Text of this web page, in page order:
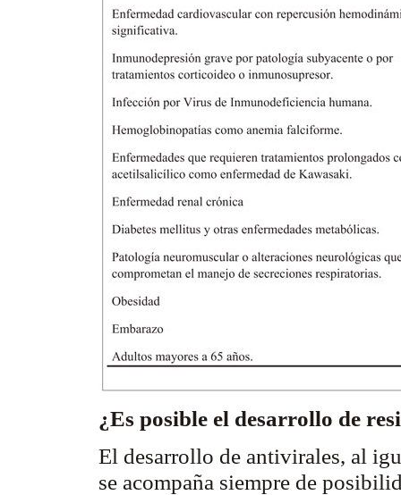
¿Es posible el desarrollo de
El desarrollo de antivirales, al
se acompaña siempre de